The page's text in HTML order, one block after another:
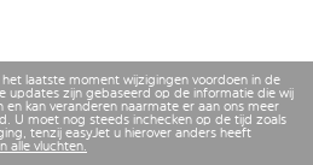
laatste moment wijzigingen voordoen in de
updates zijn gebaseerd op de informatie die wij
kan veranderen naarmate er aan ons meer
U moet nog steeds inchecken op de tijd zoals
tenzij easyJet u hierover anders heeft
alle vluchten.